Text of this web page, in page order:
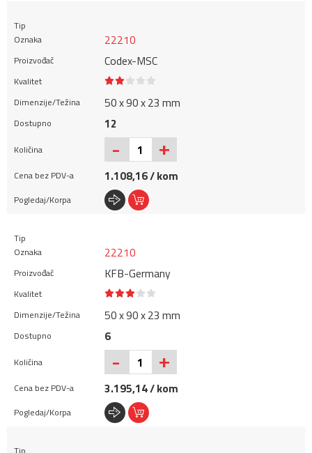
22210
Codex-MSC
50 x 90 x 23 mm
12
- +
1.108,16 / kom
22210
KFB-Germany
50 x 90 x 23 mm
6
- +
3.195,14 / kom